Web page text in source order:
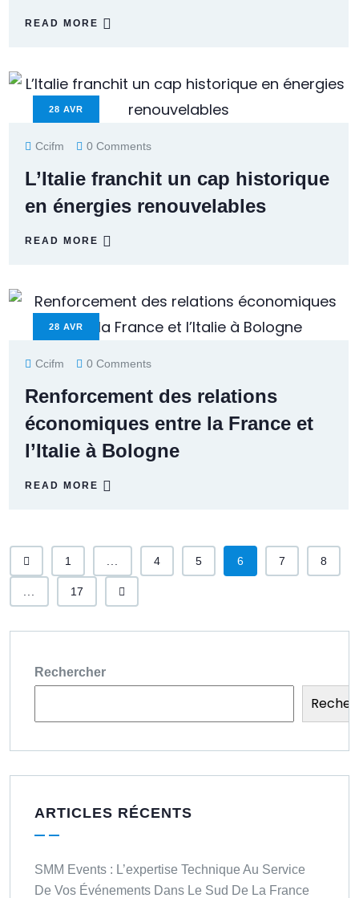
READ MORE
28 AVR
Ccifm 0 Comments
L’Italie franchit un cap historique
en énergies renouvelables
READ MORE
28 AVR
Ccifm 0 Comments
Renforcement des relations
économiques entre la France et
l’Italie à Bologne
READ MORE
1 4 5 6 7 8
17
Rechercher
ARTICLES RÉCENTS
SMM Events : L’expertise Technique Au Service
De Vos Événements Dans Le Sud De La France